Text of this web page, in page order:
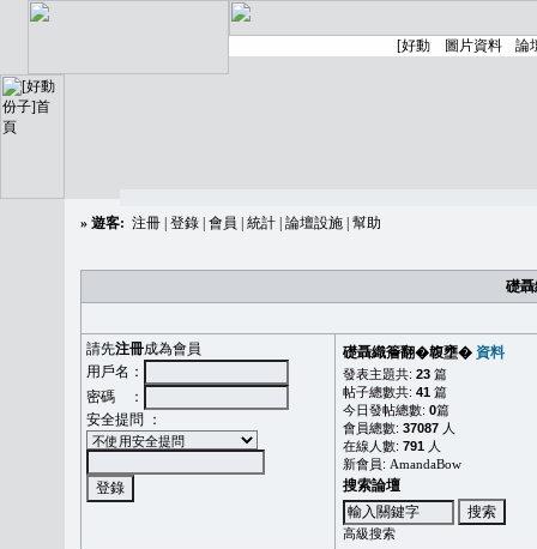
» 遊客: 注冊 登錄 會員 統計 論壇設施 幫助
礎
請先注冊成為會員
用戶名：
密碼 ：
安全提問 ：
礎聶織簷翻�䪖壅� 資料
發表主題共: 23 篇
帖子總數共: 41 篇
今日發帖總數: 0篇
會員總數: 37087 人
在線人數: 791 人
新會員: AmandaBow
搜索論壇
高級搜索